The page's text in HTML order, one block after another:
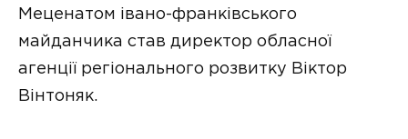
Меценатом івано-франківського
майданчика став директор обласної
агенції регіонального розвитку Віктор
Вінтоняк.